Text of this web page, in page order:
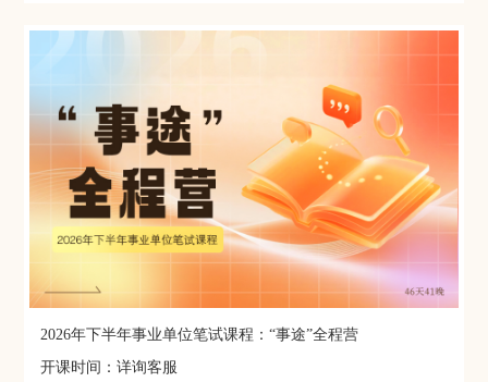
2026年下半年事业单位笔试课程：“事途”全程营
开课时间：详询客服